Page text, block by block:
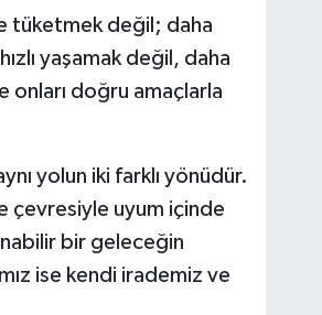
tüketmek değil; daha
yaşamak değil, daha
onları doğru amaçlarla
yolun iki farklı yönüdür.
çevresiyle uyum içinde
bir geleceğin
ise kendi irademiz ve